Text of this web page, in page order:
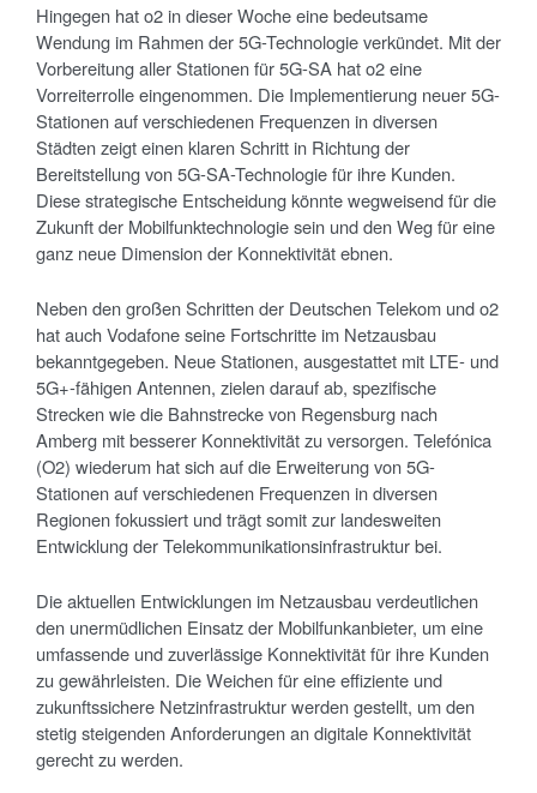
Hingegen hat o2 in dieser Woche eine bedeutsame
Wendung im Rahmen der 5G-Technologie verkündet. Mit der
Vorbereitung aller Stationen für 5G-SA hat o2 eine
Vorreiterrolle eingenommen. Die Implementierung neuer 5G-
Stationen auf verschiedenen Frequenzen in diversen
Städten zeigt einen klaren Schritt in Richtung der
Bereitstellung von 5G-SA-Technologie für ihre Kunden.
Diese strategische Entscheidung könnte wegweisend für die
Zukunft der Mobilfunktechnologie sein und den Weg für eine
ganz neue Dimension der Konnektivität ebnen.
Neben den großen Schritten der Deut­schen Telekom und o2
hat auch Vodafone seine Fortschritte im Netzausbau
bekanntgegeben. Neue Stationen, ausgestattet mit LTE- und
5G+-fähigen Antennen, zielen darauf ab, spezifische
Strecken wie die Bahn­strecke von Regensburg nach
Amberg mit besserer Konnektivität zu versorgen. Telefónica
(O2) wiederum hat sich auf die Erweiterung von 5G-
Stationen auf verschiedenen Frequenzen in diversen
Regionen fokussiert und trägt somit zur landesweiten
Entwicklung der Telekommunikationsinfrastruktur bei.
Die aktuellen Entwicklungen im Netzausbau verdeutlichen
den unermüdlichen Einsatz der Mobilfunkanbieter, um eine
umfassende und zuverlässige Konnektivität für ihre Kunden
zu gewährleisten. Die Weichen für eine effiziente und
zukunftssichere Netzinfrastruktur werden gestellt, um den
stetig steigenden Anforderungen an digitale Konnektivität
gerecht zu werden.